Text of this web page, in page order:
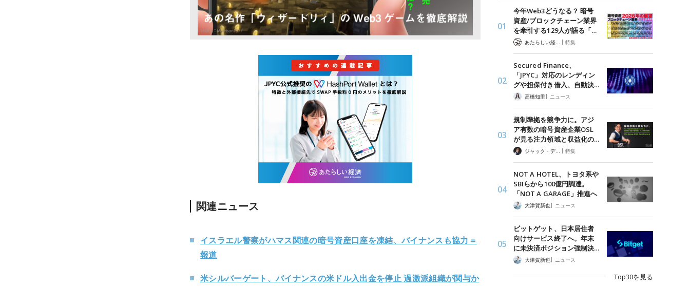
関連ニュース
イスラエル警察がハマス関連の暗号資産口座を凍結、バイナンスも協力＝
報道
米シルバーゲート、バイナンスの米ドル入出金を停止 過激派組織が関与か
今年Web3どうなる？ 暗号
資産/ブロックチェーン業界
を牽引する129人が語る「…
| 特集
Secured Finance、
「JPYC」対応のレンディン
グや担保付き借入、自動決…
髙橋知里 | ニュース
規制準拠を競争力に。アジ
ア有数の暗号資産企業OSL
が見る注力領域と収益化の…
ジャック・デロン（Jack Derong） | 特集
NOT A HOTEL、トヨタ系や
SBIらから100億円調達。
「NOT A GARAGE」推進へ
大津賀新也| ニュース
ビットゲット、日本居住者
向けサービス終了へ。年末
に未決済ポジション強制決…
大津賀新也| ニュース
Top30を見る